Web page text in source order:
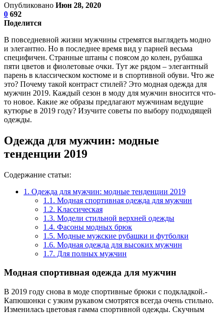
Опубликовано Июн 28, 2020
0 692
Поделится
В повседневной жизни мужчины стремятся выглядеть модно
и элегантно. Но в последнее время вид у парней весьма
специфичен. Странные штаны с поясом до колен, рубашка
пяти цветов и фиолетовые очки. Тут же рядом – элегантный
парень в классическом костюме и в спортивной обуви. Что же
это? Почему такой контраст стилей? Это модная одежда для
мужчин 2019. Каждый сезон в­ моду­ для мужчин вносится что-
то новое. Какие же образы предлагают мужчинам ведущие
кутюрье в 2019 году? Изучите советы по выбору подходящей
одежды.
Одежда для мужчин: модные
тенденции 2019
Содержание статьи:
1. Одежда для мужчин: модные тенденции 2019
1.1. Модная спортивная одежда для мужчин
1.2. Классическая
1.3. Модели стильной верхней одежды
1.4. Фасоны модных брюк­
1.5. Модные мужские рубашки и футболки
1.6. Модная одежда для высоких мужчин
1.7. Для полных мужчин
Модная спортивная одежда для мужчин
В 2019 году снова в моде спортивные брюки с подкладкой.­
Капюшонки ­с узким рукавом смотрятся всегда очень стильно.
Изменилась цветовая гамма спортивной одежды. Скучным